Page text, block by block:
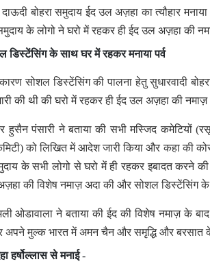
बोहरा समुदाय ईद उल अज़हा का त्यौहार
के लोगो ने घरो में रहकर ही ईद उल अज़हा की
डिस्टेंसिंग के साथ घर में रहकर मनाया पर्व
सोशल डिस्टेंसिंग की पालना हेतु सुधारवादी
की थी की घरो में रहकर ही ईद उल अज़हा की नमाज़
पंसारी ने बताया की सभी मस्जिद कमेटियों
को लिखित में आदेश जारी किया और कहा की
के सभी लोगो से घरो में ही रहकर इबादत करने
की विशेष नमाज़ अदा की और सोशल डिस्टेंसिंग के
ओडावाला ने बताया की ईद की विशेष नमाज़ के
मुल्क भारत में अमन चैन और समृद्धि और बरसात
हर्षोल्लास से मनाई-